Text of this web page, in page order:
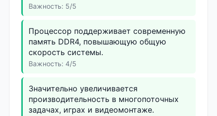
Важность: 5/5
Процессор поддерживает современную
память DDR4, повышающую общую
скорость системы.
Важность: 4/5
Значительно увеличивается
производительность в многопоточных
задачах, играх и видеомонтаже.